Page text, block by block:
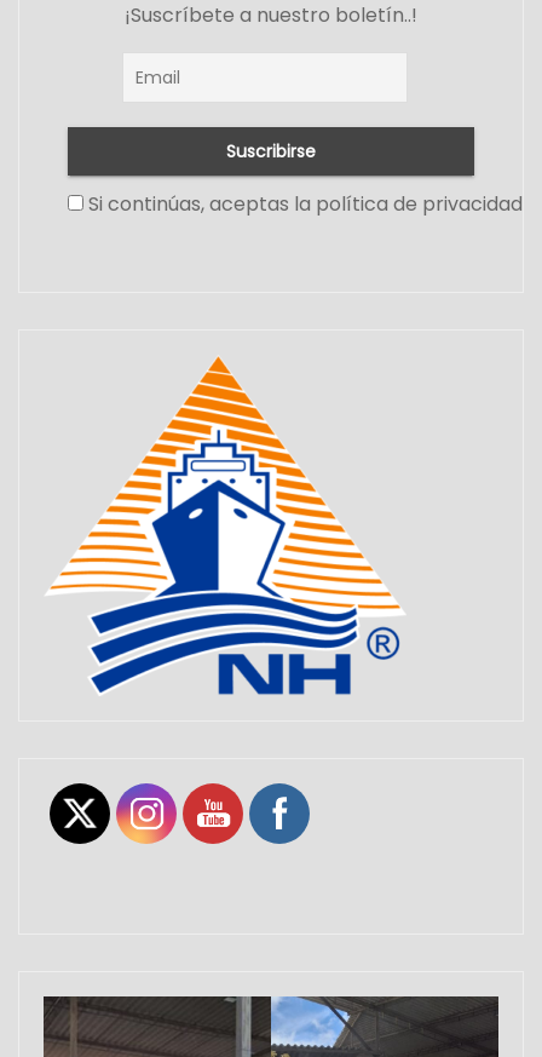
¡Suscríbete a nuestro boletín..!
Si continúas, aceptas la política de privacidad